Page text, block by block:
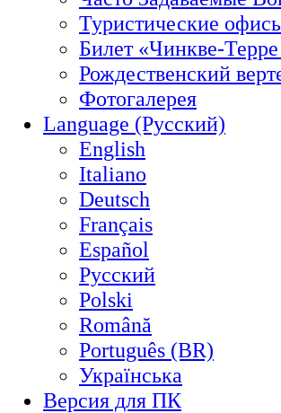
Туристические
Билет «Чинкве-
Рождественский
Фотогалерея
Language (Русский)
English
Italiano
Deutsch
Français
Español
Русский
Polski
Română
Português (BR)
Українська
Версия для ПК